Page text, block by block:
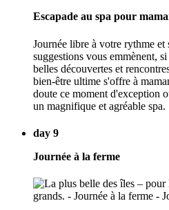
Escapade au spa pour
Journée libre à votre rythme
suggestions vous emmènent,
belles découvertes et
bien-être ultime s'offre à
doute ce moment d'exception
un magnifique et agréable spa.
day 9
Journée à la ferme